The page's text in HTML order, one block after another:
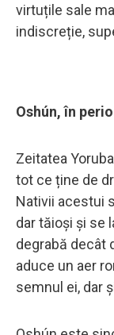
virtuțile sale
indiscreție,
Oshún, în
Zeitatea
tot ce ține de
Nativii acestui
dar tăioşi și se
degrabă decât
aduce un aer
semnul ei, dar